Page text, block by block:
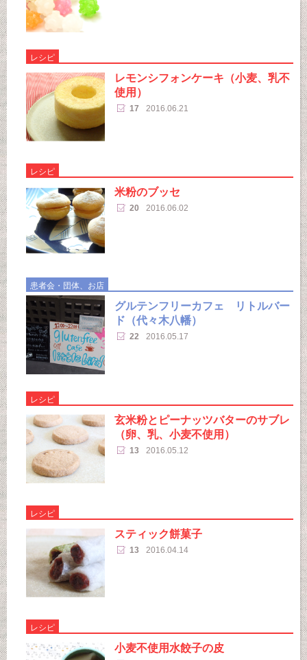
レシピ
レモンシフォンケーキ（小麦、乳不
使用）
17 2016.06.21
レシピ
米粉のブッセ
20 2016.06.02
患者会・団体、お店
グルテンフリーカフェ リトルバー
ド（代々木八幡）
22 2016.05.17
レシピ
玄米粉とピーナッツバターのサブレ
（卵、乳、小麦不使用）
13 2016.05.12
レシピ
スティック餅菓子
13 2016.04.14
レシピ
小麦不使用水餃子の皮